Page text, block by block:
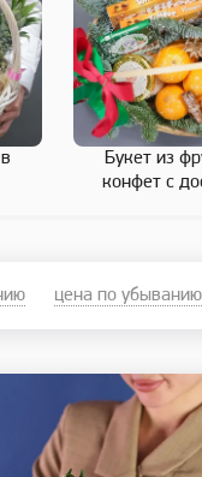
Букет из
конфет с
цена по убыванию